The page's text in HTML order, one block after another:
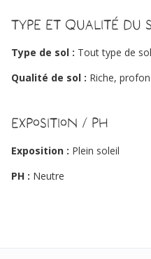
Type et qualité du
Type de sol : Tout type de sol
Qualité de sol : Riche,
Exposition / PH
Exposition : Plein soleil
PH : Neutre